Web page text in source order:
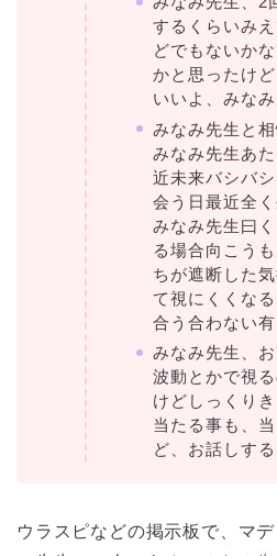
するくらいみ
どでもないか
かと思ったけど
いいよ、みなみ
みなみ先生と相
みなみ先生あ
近未来バシバ
会う日最近全
みなみ先生曰
る場合向こう
ちが遮断した
て視にくくなる
合う合わない有
みなみ先生、お
波動とかで視
けどしっくり
当たる事も、
ど、お話しす
ウラスピなどの掲示板で、マ